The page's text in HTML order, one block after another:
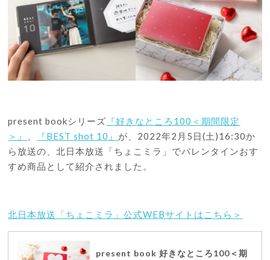
present bookシリーズ 『好きなところ100＜期間限定
＞』
『BEST shot 10』 が、2022年2月5日(土)16:30か
ら放送の、北日本放送「ちょこミラ」でバレンタインおす
すめ商品として紹介されました。
北日本放送「ちょこミラ」公式WEBサイトはこちら＞
present book 好きなところ100＜期